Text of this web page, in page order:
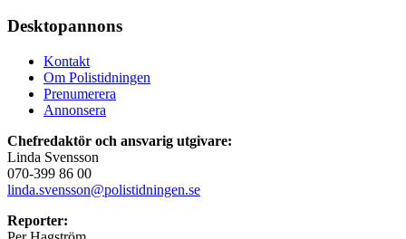
Desktopannons
Kontakt
Om Polistidningen
Prenumerera
Annonsera
Chefredaktör och ansvarig utgivare:
Linda Svensson
070-399 86 00
linda.svensson@polistidningen.se
Reporter: